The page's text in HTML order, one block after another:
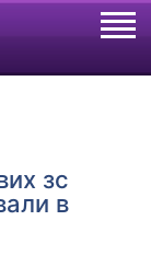
зс
в